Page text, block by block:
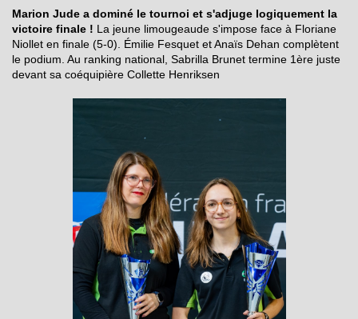
Marion Jude a dominé le tournoi et s'adjuge logiquement la
victoire finale ! La jeune limougeaude s'impose face à Floriane
Niollet en finale (5-0). Émilie Fesquet et Anaïs Dehan complètent
le podium. Au ranking national, Sabrilla Brunet termine 1ère juste
devant sa coéquipière Collette Henriksen